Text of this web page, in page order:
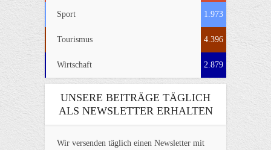
Sport 1.973
Tourismus 4.396
Wirtschaft 2.879
UNSERE BEITRÄGE TÄGLICH
ALS NEWSLETTER ERHALTEN
Wir versenden täglich einen Newsletter mit